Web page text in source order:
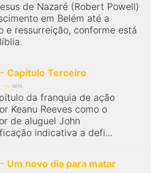
de Nazaré (Robert Powell)
em Belém até a
e ressurreição, conforme está
Capítulo Terceiro
MIN
da franquia de ação
Keanu Reeves como o
de aluguel John
indicativa a defi...
Um novo dia para matar